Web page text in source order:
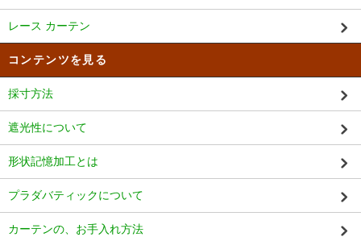
レース カーテン
コンテンツを見る
採寸方法
遮光性について
形状記憶加工とは
プラダバティックについて
カーテンの、お手入れ方法